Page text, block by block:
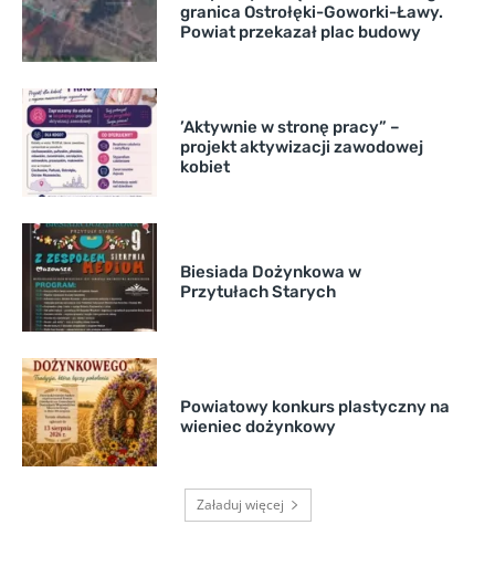
granica Ostrołęki-Goworki-Ławy.
Powiat przekazał plac budowy
’Aktywnie w stronę pracy” –
projekt aktywizacji zawodowej
kobiet
Biesiada Dożynkowa w
Przytułach Starych
Powiatowy konkurs plastyczny na
wieniec dożynkowy
Załaduj więcej